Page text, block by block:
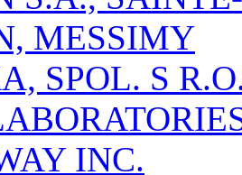
MESSIMY
SPOL. S
INC.